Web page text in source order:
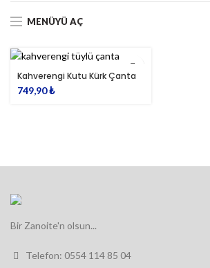
MENÜYÜ AÇ
Kahverengi Kutu Kürk Çanta
749,90₺
Bir Zanoite'n olsun...
Telefon: 0554 114 85 04